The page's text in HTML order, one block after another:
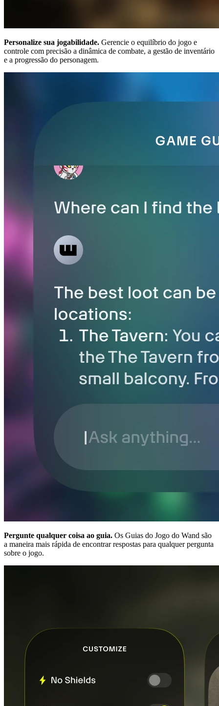
Personalize sua jogabilidade. Gerencie o equilíbrio do jogo e
controle com precisão a dinâmica de combate, a gestão de inventário
e a progressão do personagem.
Pergunte qualquer coisa ao guia. Os Guias do Jogo do Wand são
a maneira mais rápida de encontrar respostas para qualquer pergunta
sobre o jogo.